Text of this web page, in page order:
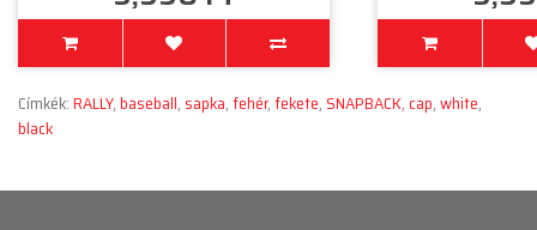
Címkék:RALLY,baseball, sapka,fehér,fekete,SNAPBACK,cap,white,
black